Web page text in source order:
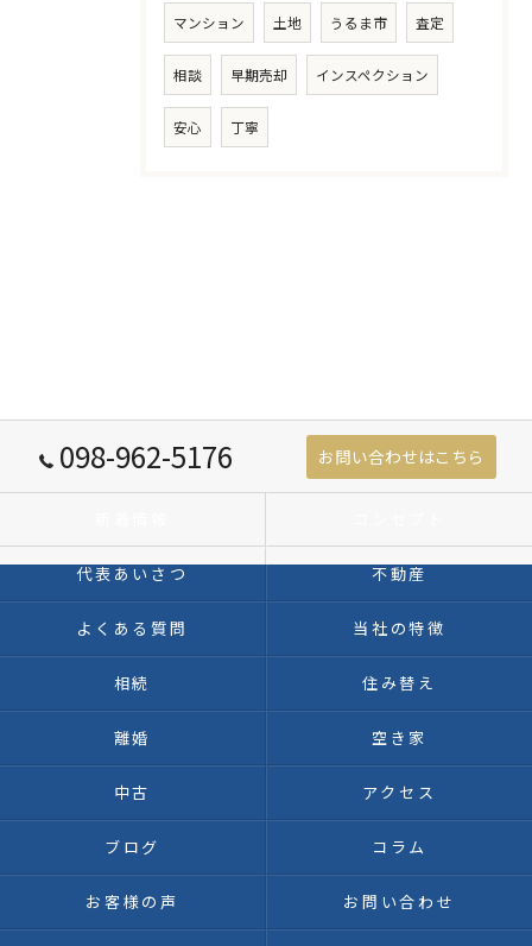
マンション 土地 うるま市 査定
相談 早期売却 インスペクション
安心 丁寧
098-962-5176 お問い合わせはこちら
代表あいさつ 不動産
よくある質問 当社の特徴
相続 住み替え
離婚 空き家
中古 アクセス
ブログ コラム
お客様の声 お問い合わせ